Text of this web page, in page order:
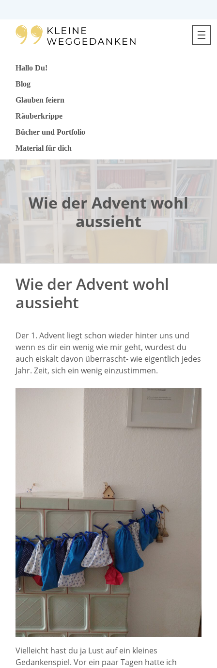
Direkt
Hallo Du!
Blog
Glauben feiern
Räuberkrippe
Bücher und Portfolio
Material für dich
Wie der Advent wohl
aussieht
Wie der Advent wohl
aussieht
Der 1. Advent liegt schon wieder hinter uns und
wenn es dir ein wenig wie mir geht, wurdest du
auch eiskalt davon überrascht- wie eigentlich jedes
Jahr. Zeit, sich ein wenig einzustimmen.
Vielleicht hast du ja Lust auf ein kleines
Gedankenspiel. Vor ein paar Tagen hatte ich